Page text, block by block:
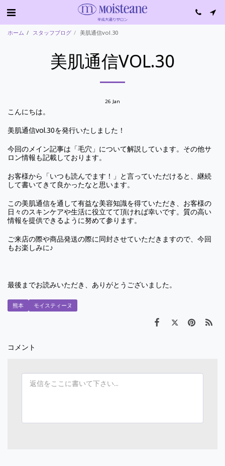
ホーム スタッフブログ 美肌通信vol.30
美肌通信VOL.30
26 Jan
こんにちは。
美肌通信vol.30を発行いたしました！
今回のメイン記事は「毛穴」について解説しています。その他サ
ロン情報も記載しております。
お客様から「いつも読んでます！」と言っていただけると、継続
して書いてきて良かったなと思います。
この美肌通信を通して有益な美容知識を得ていただき、お客様の
日々のスキンケアや生活に役立てて頂ければ幸いです。質の高い
情報を提供できるように努めて参ります。
ご来店の際や商品発送の際に同封させていただきますので、今回
もお楽しみに♪
最後までお読みいただき、ありがとうございました。
熊本 モイスティーヌ
コメント